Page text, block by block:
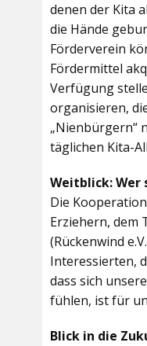
denen der Kita
die Hände
Förderverein
Fördermittel
Verfügung
organisieren,
„Nienbürgern“
täglichen Kita-
Weitblick: Wer
Die
Erziehern, dem
(Rückenwind
Interessierten,
dass sich
fühlen, ist für
Blick in die